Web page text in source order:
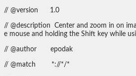
// @version 1.0
// @description Center and zoom in on
e mouse and holding the Shift key while
// @author epodak
// @match *://*/*